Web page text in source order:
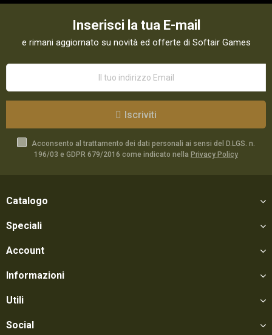
Inserisci la tua E-mail
e rimani aggiornato su novità ed offerte di Softair Games
Iscriviti
Acconsento al trattamento dei dati personali ai sensi del D.LGS. n.
196/03 e GDPR 679/2016 come indicato nella Privacy Policy
Catalogo
Speciali
Account
Informazioni
Utili
Social